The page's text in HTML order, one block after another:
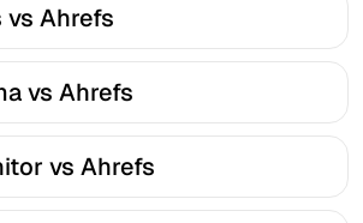
vs Ahrefs
vs Ahrefs
vs Ahrefs